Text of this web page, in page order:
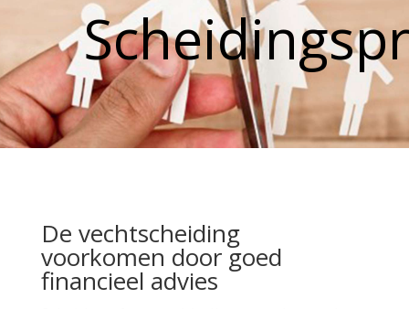
De vechtscheiding
voorkomen door goed
financieel advies